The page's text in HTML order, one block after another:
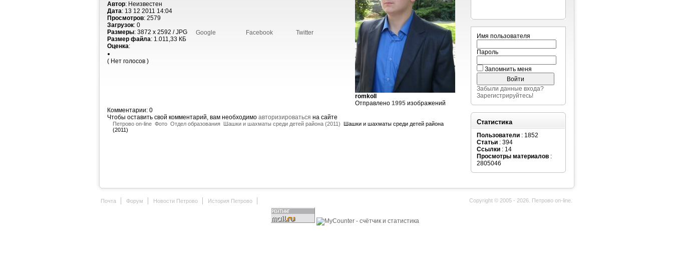
Автор: Неизвестен
Дата: 13 12 2011 14:04
Просмотров: 2579
Загрузок: 0
Размеры: 3872 x 2592 / JPG
Размер файла: 1.011,33 КБ
Оценка:
( Нет голосов )
Google Facebook Twitter
romkoll
Отправлено 1995 изображений
Комментарии: 0
Чтобы оставить свой комментарий, вам необходимо авторизироваться на сайте
Петрово on-line Фото Отдел образования Шашки и шахматы среди детей района (2011) Шашки и шахматы среди детей района
(2011)
Имя пользователя
Пароль
Запомнить меня
Забыли данные входа?
Зарегистрируйтесь!
Статистика
Пользователи : 1852
Статьи : 394
Ссылки : 14
Просмотры материалов :
2805046
Почта Форум Новости Петрово История Петрово Copyright © 2005 - 2026. Петрово on-line.